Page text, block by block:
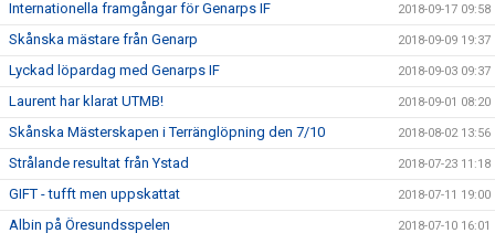
Internationella framgångar för Genarps IF 2018-09-17 09:58
Skånska mästare från Genarp 2018-09-09 19:37
Lyckad löpardag med Genarps IF 2018-09-03 09:37
Laurent har klarat UTMB! 2018-09-01 08:20
Skånska Mästerskapen i Terränglöpning den 7/10 2018-08-02 13:56
Strålande resultat från Ystad 2018-07-23 11:18
GIFT - tufft men uppskattat 2018-07-11 19:00
Albin på Öresundsspelen 2018-07-10 16:01